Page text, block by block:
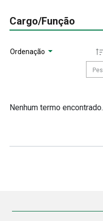
Cargo/Função
Ordenação
Nenhum termo encontrado.